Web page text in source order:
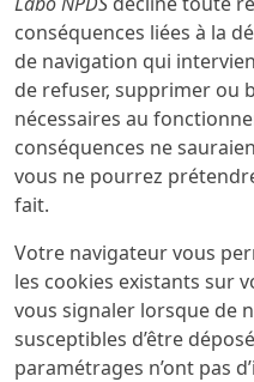
conséquences liées à la
de navigation qui
de refuser, supprimer ou
nécessaires au
conséquences ne
vous ne pourrez
fait.
Votre navigateur vous
les cookies existants sur
vous signaler lorsque de
susceptibles d’être
paramétrages n’ont pas